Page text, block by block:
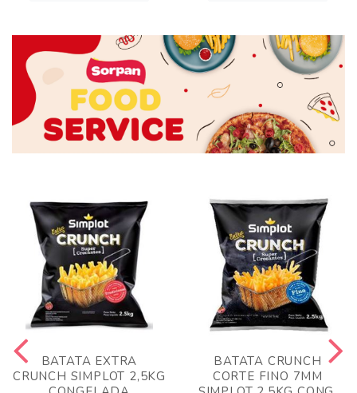
BATATA EXTRA
CRUNCH SIMPLOT 2,5KG
BATATA CRUNCH
CORTE FINO 7MM